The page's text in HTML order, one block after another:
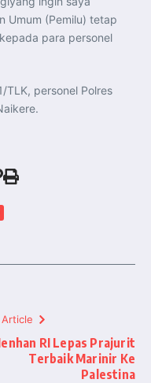
Umum (Pemilu) tetap
para personel
TLK, personel Polres
RI Lepas Prajurit
Terbaik Marinir Ke
Palestina